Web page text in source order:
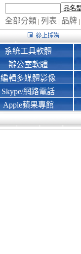
全部分類 | 列表 | 品牌 |
系統工具軟體
辦公室軟體
編輯多媒體影像
Skype/網路電話
Apple蘋果專館